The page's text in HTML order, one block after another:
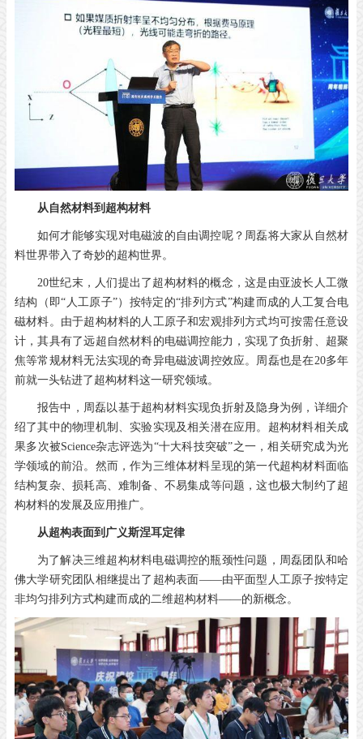
从自然材料到超构材料
如何才能够实现对电磁波的自由调控呢？周磊将大家从自然材
料世界带入了奇妙的超构世界。
20世纪末，人们提出了超构材料的概念，这是由亚波长人工微
结构（即“人工原子”）按特定的“排列方式”构建而成的人工复合电
磁材料。由于超构材料的人工原子和宏观排列方式均可按需任意设
计，其具有了远超自然材料的电磁调控能力，实现了负折射、超聚
焦等常规材料无法实现的奇异电磁波调控效应。周磊也是在20多年
前就一头钻进了超构材料这一研究领域。
报告中，周磊以基于超构材料实现负折射及隐身为例，详细介
绍了其中的物理机制、实验实现及相关潜在应用。超构材料相关成
果多次被Science杂志评选为“十大科技突破”之一，相关研究成为光
学领域的前沿。然而，作为三维体材料呈现的第一代超构材料面临
结构复杂、损耗高、难制备、不易集成等问题，这也极大制约了超
构材料的发展及应用推广。
从超构表面到广义斯涅耳定律
为了解决三维超构材料电磁调控的瓶颈性问题，周磊团队和哈
佛大学研究团队相继提出了超构表面——由平面型人工原子按特定
非均匀排列方式构建而成的二维超构材料——的新概念。